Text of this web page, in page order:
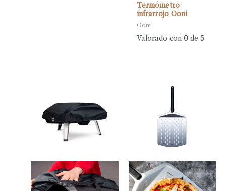
Termómetro
infrarrojo Ooni
Ooni
Valorado con 0de 5